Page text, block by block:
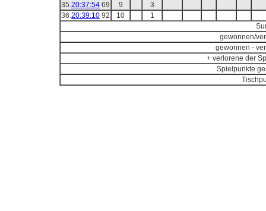
35.20:37:54 69 9
3
36.20:39:10 92 10
1
gewonnen/
gewonnen -
+ verlorene der
Spielpunkte